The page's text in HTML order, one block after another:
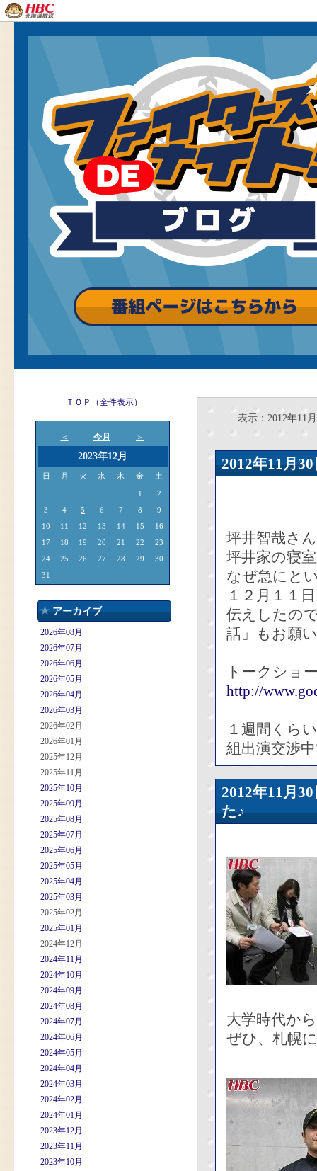
ＴＯＰ（全件表示）
＜ 今月 ＞
2023年12月
日 月 火 水 木 金 土
1
2
3
4 5 6 7 8
9
10
11 12 13 14 15
16
17
18 19 20 21 22
23
24
25 26 27 28 29
30
31
アーカイブ
2026年08月
2026年07月
2026年06月
2026年05月
2026年04月
2026年03月
2026年02月
2026年01月
2025年12月
2025年11月
2025年10月
2025年09月
2025年08月
2025年07月
2025年06月
2025年05月
2025年04月
2025年03月
2025年02月
2025年01月
2024年12月
2024年11月
2024年10月
2024年09月
2024年08月
2024年07月
2024年06月
2024年05月
2024年04月
2024年03月
2024年02月
2024年01月
2023年12月
2023年11月
2023年10月
表示：2012年11月
2012年11
坪井智哉さ
坪井家の寝
なぜ急にと
１２月１１
伝えしたの
話」もお願
トークショ
http://
１週間くら
組出演交渉
2012年11
た♪
大学時代か
ぜひ、札幌